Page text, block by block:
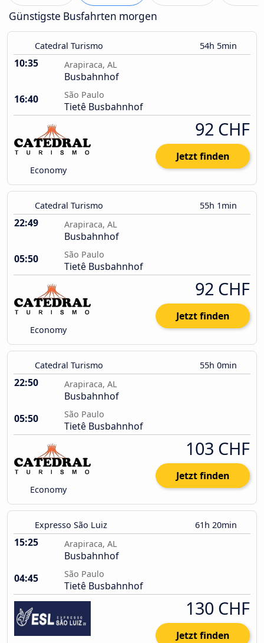
Günstigste Busfahrten morgen
Catedral Turismo 54h 5min
10:35 Arapiraca, AL
Busbahnhof
16:40
São Paulo
Tietê Busbahnhof
Economy
92 CHF
Jetzt finden
Catedral Turismo 55h 1min
22:49 Arapiraca, AL
Busbahnhof
05:50
São Paulo
Tietê Busbahnhof
Economy
92 CHF
Jetzt finden
Catedral Turismo 55h 0min
22:50 Arapiraca, AL
Busbahnhof
05:50
São Paulo
Tietê Busbahnhof
Economy
103 CHF
Jetzt finden
Expresso São Luiz 61h 20min
15:25 Arapiraca, AL
Busbahnhof
04:45
São Paulo
Tietê Busbahnhof
130 CHF
Jetzt finden